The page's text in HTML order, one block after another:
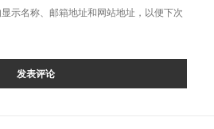
示名称、邮箱地址和网站地址，以便下次